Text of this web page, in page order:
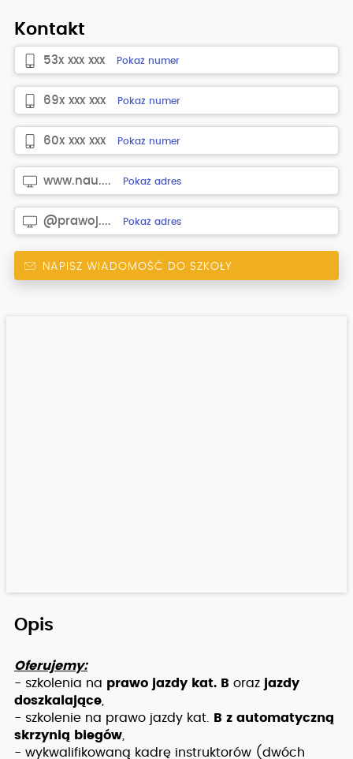
Kontakt
53x xxx xxx Pokaż numer
69x xxx xxx Pokaż numer
60x xxx xxx Pokaż numer
www.nau.... Pokaż adres
@prawoj.... Pokaż adres
NAPISZ WIADOMOŚĆ DO SZKOŁY
Opis
Oferujemy:
- szkolenia na prawo jazdy kat. B oraz jazdy
doszkalające
- szkolenie na prawo jazdy kat.
B z automatyczną
skrzynią biegów
- wykwalifikowaną kadrę instruktorów (dwóch